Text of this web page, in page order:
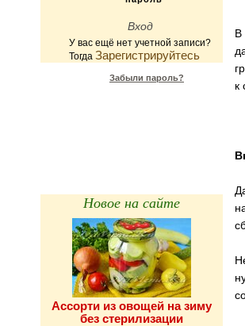
У вас ещё нет учетной записи?
Тогда Зарегистрируйтесь
Забыли пароль?
Новое на сайте
Ассорти из овощей на зиму
без стерилизации
В
к